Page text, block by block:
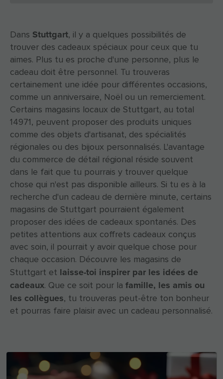
Dans Stuttgart, il y a quelques possibilités de
trouver des cadeaux spéciaux pour ceux que tu
aimes. Plus tu es proche d'une personne, plus le
cadeau doit être personnel. Tu trouveras
certainement une idée pour différentes occasions,
comme un anniversaire, Noël ou un remerciement.
Certains magasins locaux de Stuttgart, au total
14971, peuvent proposer des produits uniques
comme des objets d'artisanat, des spécialités
régionales ou des bijoux personnalisés. L'avantage
du commerce de détail régional réside souvent
dans le fait que tu pourrais y trouver quelque
chose qui n'est pas disponible ailleurs. Si tu es à la
recherche d'un cadeau de dernière minute, certains
magasins de Stuttgart pourraient également
proposer des idées de cadeaux spontanés. Des
petites attentions aux coffrets cadeaux conçus
avec soin, il pourrait y avoir quelque chose pour
chaque occasion. Découvre les magasins de
Stuttgart et laisse-toi inspirer par les idées de
cadeaux. Que ce soit pour la famille, les amis ou
les collègues, tu trouveras peut-être ton bonheur
et pourras faire plaisir avec un cadeau personnalisé.